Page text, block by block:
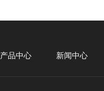
产品中心 新闻中心